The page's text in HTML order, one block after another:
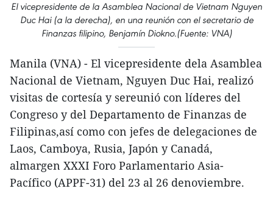
El vicepresidente de la Asamblea Nacional de Vietnam Nguyen
Duc Hai (a la derecha), en una reunión con el secretario de
Finanzas filipino, Benjamín Diokno.(Fuente: VNA)
Manila (VNA) - El vicepresidente dela Asamblea
Nacional de Vietnam, Nguyen Duc Hai, realizó
visitas de cortesía y sereunió con líderes del
Congreso y del Departamento de Finanzas de
Filipinas,así como con jefes de delegaciones de
Laos, Camboya, Rusia, Japón y Canadá,
almargen XXXI Foro Parlamentario Asia-
Pacífico (APPF-31) del 23 al 26 denoviembre.